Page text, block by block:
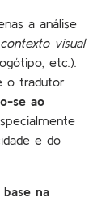
a análise
contexto visual
etc.).
o tradutor
se ao
e do
na